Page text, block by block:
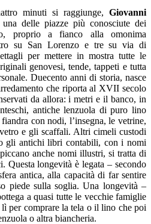
minuti si raggiunge, Giovanni
delle piazze più conosciute dei
proprio a fianco alla omonima
su San Lorenzo e tre su via di
per mettere in mostra tutte le
genovesi, tende, tappeti e tutta
Duecento anni di storia, nasce
che riporta al XVII secolo
da allora: i metri e il banco, in
antiche lenzuola di puro lino
con nodi, l’insegna, le vetrine,
e gli scaffali. Altri cimeli custodi
gli antichi libri contabili, con i nomi
anche nomi illustri, si tratta di
Questa longevità è legata – secondo
antica, alla capacità di far sentire
piede sulla soglia. Una longevità –
a quasi tutte le vecchie famiglie
lì per comprare la tela o il lino che poi
o altra biancheria.